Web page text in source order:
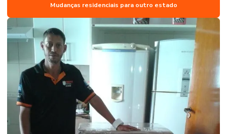
Mudanças residenciais para outro estado